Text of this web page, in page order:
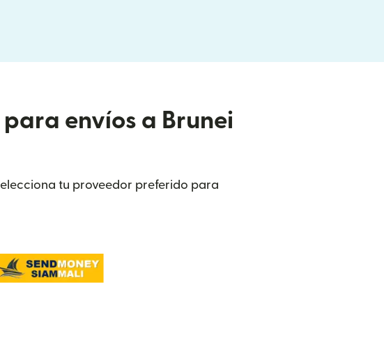
envíos a Brunei
tu proveedor preferido para